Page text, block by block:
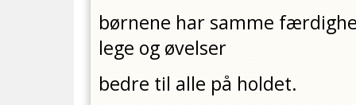
børnene har samme
lege og øvelser
bedre til alle på holdet.